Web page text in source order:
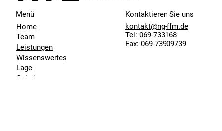
Menü
Home
Team
Leistungen
Wissenswertes
Lage
Galerie
Kontaktieren Sie uns
kontakt@ng-ffm.de
Tel: 069-733168
Fax: 069-73909739